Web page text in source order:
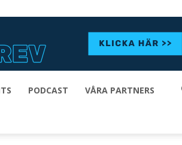
PODCAST VÅRA PARTNERS